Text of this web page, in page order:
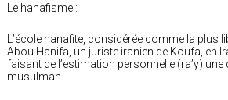
Le hanafisme :
L’école hanafite, considérée comme la plus
Abou Hanifa, un juriste iranien de Koufa, en
faisant de l’estimation personnelle (ra’y)
musulman.